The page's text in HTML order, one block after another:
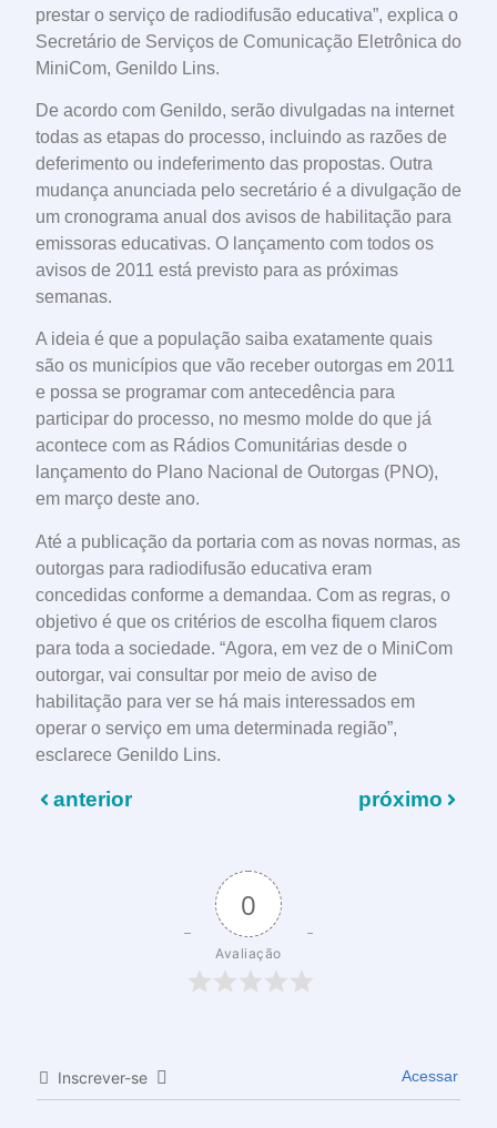
prestar o serviço de radiodifusão educativa”, explica o
Secretário de Serviços de Comunicação Eletrônica do
MiniCom, Genildo Lins.
De acordo com Genildo, serão divulgadas na internet
todas as etapas do processo, incluindo as razões de
deferimento ou indeferimento das propostas. Outra
mudança anunciada pelo secretário é a divulgação de
um cronograma anual dos avisos de habilitação para
emissoras educativas. O lançamento com todos os
avisos de 2011 está previsto para as próximas
semanas.
A ideia é que a população saiba exatamente quais
são os municípios que vão receber outorgas em 2011
e possa se programar com antecedência para
participar do processo, no mesmo molde do que já
acontece com as Rádios Comunitárias desde o
lançamento do Plano Nacional de Outorgas (PNO),
em março deste ano.
Até a publicação da portaria com as novas normas, as
outorgas para radiodifusão educativa eram
concedidas conforme a demandaa. Com as regras, o
objetivo é que os critérios de escolha fiquem claros
para toda a sociedade. “Agora, em vez de o MiniCom
outorgar, vai consultar por meio de aviso de
habilitação para ver se há mais interessados em
operar o serviço em uma determinada região”,
esclarece Genildo Lins.
anterior próximo
0
Avaliação
Inscrever-se Acessar